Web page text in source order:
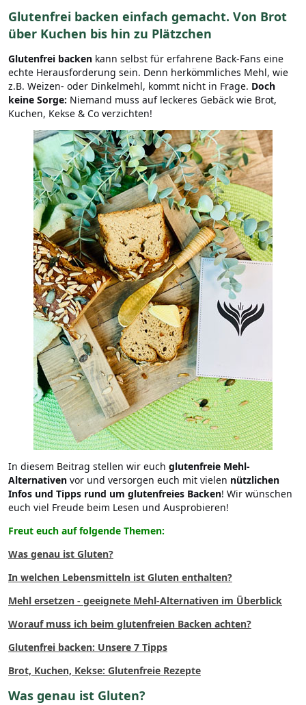
Glutenfrei backen einfach gemacht. Von Brot
über Kuchen bis hin zu Plätzchen
Glutenfrei backen kann selbst für erfahrene Back-Fans eine
echte Herausforderung sein. Denn herkömmliches Mehl, wie
z.B. Weizen- oder Dinkelmehl, kommt nicht in Frage. Doch
keine Sorge: Niemand muss auf leckeres Gebäck wie Brot,
Kuchen, Kekse & Co verzichten!
In diesem Beitrag stellen wir euch glutenfreie Mehl-
Alternativen vor und versorgen euch mit vielen nützlichen
Infos und Tipps rund um glutenfreies Backen! Wir wünschen
euch viel Freude beim Lesen und Ausprobieren!
Freut euch auf folgende Themen:
Was genau ist Gluten?
In welchen Lebensmitteln ist Gluten enthalten?
Mehl ersetzen - geeignete Mehl-Alternativen im Überblick
Worauf muss ich beim glutenfreien Backen achten?
Glutenfrei backen: Unsere 7 Tipps
Brot, Kuchen, Kekse: Glutenfreie Rezepte
Was genau ist Gluten?